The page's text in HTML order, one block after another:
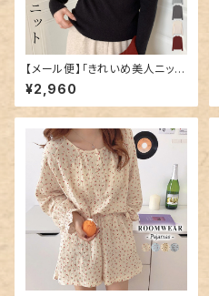
【メール便】「きれいめ美人ニッ
ト」ニット レディース きれいめ
ハイネック トップス／tops232
5
¥2,960